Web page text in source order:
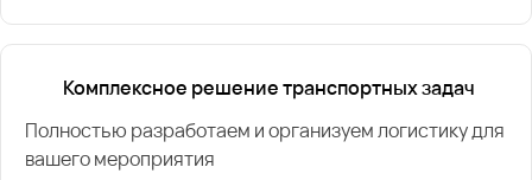
Комплексное решение транспортных задач
Полностью разработаем и организуем логистику для
вашего мероприятия